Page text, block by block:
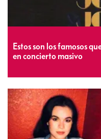
Estos son los famosos
en concierto masivo